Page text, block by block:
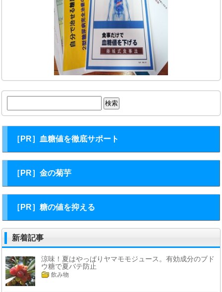
索:
［PR］血糖値を徹底サポート
［PR］金の菊芋
［PR］糖の値を抑える
新着記事
涼味！夏はやっぱりヤマモモジュース。有効成分のブド
ウ糖で夏バテ防止
飲み物